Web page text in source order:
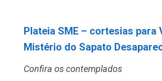
Plateia SME – cortesias para
Mistério do Sapato
Confira os contemplados